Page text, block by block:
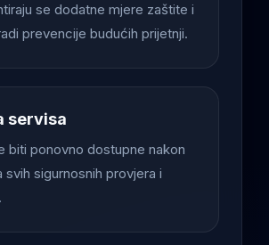
se dodatne mjere zaštite i
prevencije budućih prijetnji.
servisa
biti ponovno dostupne nakon
svih sigurnosnih provjera i